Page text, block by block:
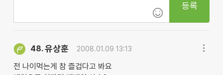
등록
48.유상훈 2008.01.09 13:13
전 나이먹는게 참 즐겁다고 봐요